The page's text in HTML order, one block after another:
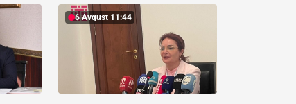
6 Avqust 11:44